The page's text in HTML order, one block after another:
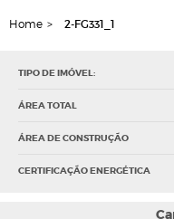
Home > 2-FG331_1
TIPO DE IMÓVEL:
ÁREA TOTAL
ÁREA DE CONSTRUÇÃO
CERTIFICAÇÃO ENERGÉTICA